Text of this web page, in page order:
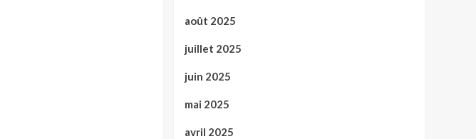
août 2025
juillet 2025
juin 2025
mai 2025
avril 2025